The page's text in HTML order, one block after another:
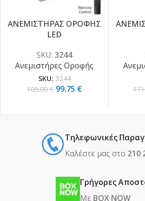
ΑΝΕΜΙΣΤΗΡΑΣ ΟΡΟΦΗΣ
LED
SKU: 3244
Ανεμιστήρες Οροφής
SKU: 3244
105.00€ 99.75 €
Τηλεφωνικές
Καλέστε μας στο 210
Γρήγορες
Με BOX NOW